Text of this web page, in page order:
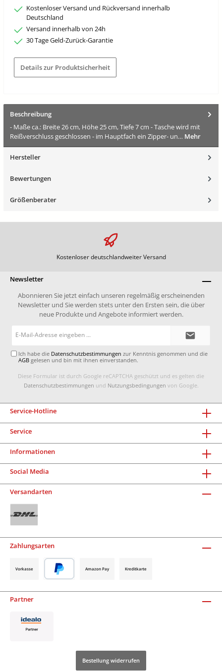
Kostenloser Versand und Rückversand innerhalb
Deutschland
Versand innerhalb von 24h
30 Tage Geld-Zurück-Garantie
Details zur Produktsicherheit
Beschreibung
- Maße ca.: Breite 26 cm, Höhe 25 cm, Tiefe 7 cm - Tasche wird mit
Reißverschluss geschlossen - im Hauptfach ein Zipper- un… Mehr
Hersteller
Bewertungen
Größenberater
Kostenloser deutschlandweiter Versand
Newsletter
Abonnieren Sie jetzt einfach unseren regelmäßig erscheinenden
Newsletter und Sie werden stets unter den Ersten sein, die über
neue Produkte und Angebote informiert werden.
Ich habe die Datenschutzbestimmungen zur Kenntnis genommen und die
AGB gelesen und bin mit ihnen einverstanden.
Diese Formular ist durch Google reCAPTCHA geschützt und es gelten die
Datenschutzbestimmungen und Nutzungsbedingungen von Google.
Service-Hotline
Service
Informationen
Social Media
Versandarten
Zahlungsarten
Vorkasse Amazon Pay Kreditkarte
Partner
Bestellung widerrufen